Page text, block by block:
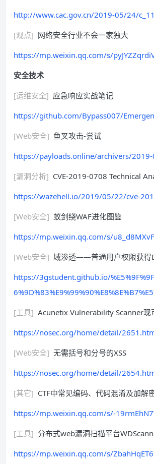
http://www.cac.gov.cn/2019-05/24/
[观点] 网络安全行业不会一家独大
https://mp.weixin.qq.com/s/
安全技术
[运维安全] 应急响应实战笔记
https://github.com/Bypass007/
[Web安全] 鱼叉攻击-尝试
https://payloads.online/archivers/
[漏洞分析] CVE-2019-0708 Technical
https://wazehell.io/2019/05/22/cve-
[Web安全] 蚁剑绕WAF进化图鉴
https://mp.weixin.qq.com/s/
[Web安全] 域渗透——普通用户权限获得
https://3gstudent.github.io/
[工具] Acunetix Vulnerability Scanner现
https://nosec.org/home/detail/
[Web安全] 无需括号和分号的XSS
https://nosec.org/home/detail/
[其它] CTF中常见编码、代码混淆及加解
https://mp.weixin.qq.com/s/-
[工具] 分布式web漏洞扫描平台
https://mp.weixin.qq.com/s/